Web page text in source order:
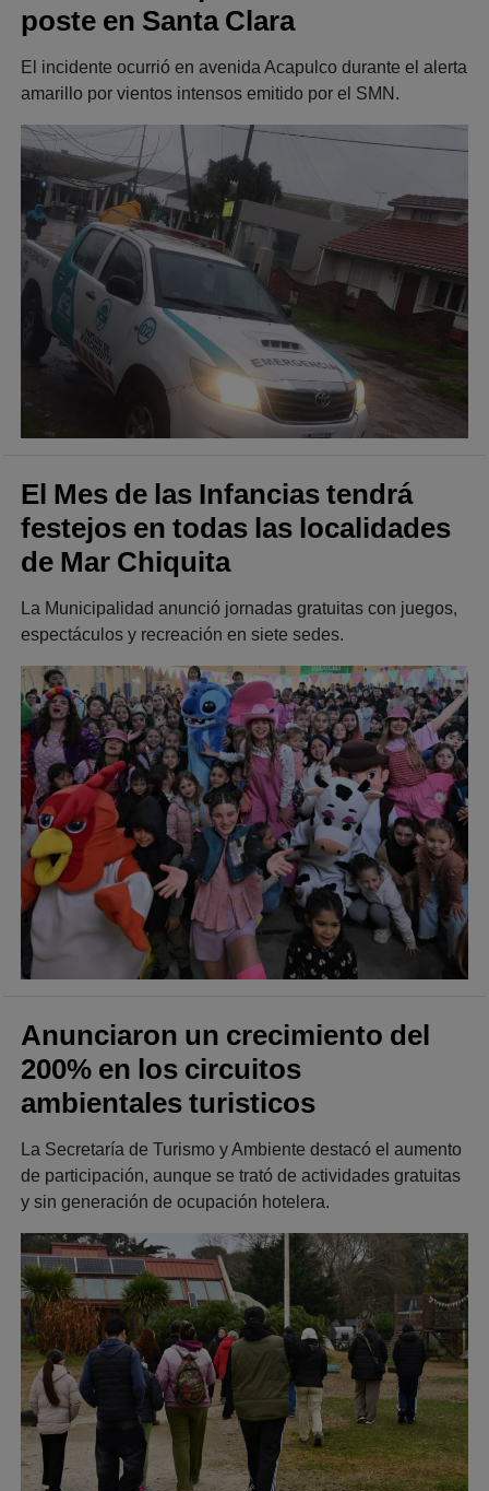
poste en Santa Clara
El incidente ocurrió en avenida Acapulco durante el alerta
amarillo por vientos intensos emitido por el SMN.
El Mes de las Infancias tendrá
festejos en todas las localidades
de Mar Chiquita
La Municipalidad anunció jornadas gratuitas con juegos,
espectáculos y recreación en siete sedes.
Anunciaron un crecimiento del
200% en los circuitos
ambientales turisticos
La Secretaría de Turismo y Ambiente destacó el aumento
de participación, aunque se trató de actividades gratuitas
y sin generación de ocupación hotelera.